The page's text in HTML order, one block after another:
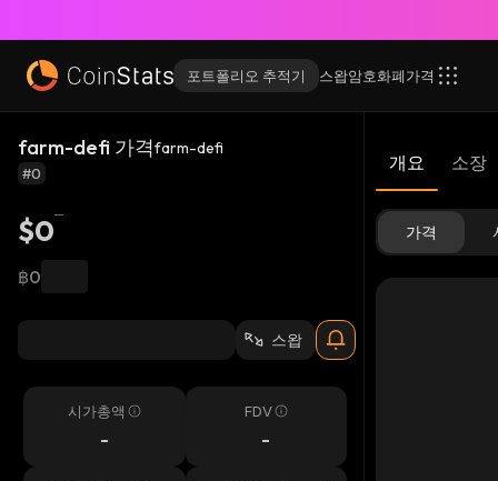
포트폴리오 추적기 스왑암호화폐가격
farm-defi 가격farm-defi
#0
$0
฿0
스왑
시가총액
-
FDV
-
개요 소장
가격